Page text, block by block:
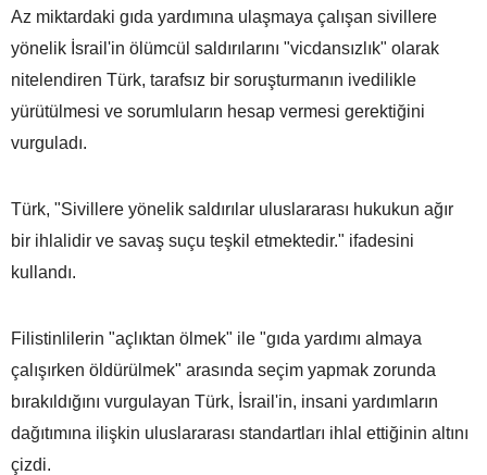
Az miktardaki gıda yardımına ulaşmaya çalışan sivillere
yönelik İsrail'in ölümcül saldırılarını "vicdansızlık" olarak
nitelendiren Türk, tarafsız bir soruşturmanın ivedilikle
yürütülmesi ve sorumluların hesap vermesi gerektiğini
vurguladı.
Türk, "Sivillere yönelik saldırılar uluslararası hukukun ağır
bir ihlalidir ve savaş suçu teşkil etmektedir." ifadesini
kullandı.
Filistinlilerin "açlıktan ölmek" ile "gıda yardımı almaya
çalışırken öldürülmek" arasında seçim yapmak zorunda
bırakıldığını vurgulayan Türk, İsrail'in, insani yardımların
dağıtımına ilişkin uluslararası standartları ihlal ettiğinin altını
çizdi.